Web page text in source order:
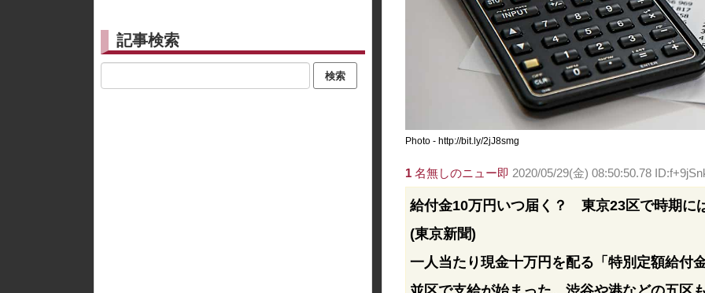
Photo - http://bit.ly/2jJ8smg
1 名無しのニュー即 2020/05/29(金) 08:50:50.78
給付金10万円いつ届く？ 東京23区で時期に
(東京新聞)
一人当たり現金十万円を配る「特別定額給付
記事検索